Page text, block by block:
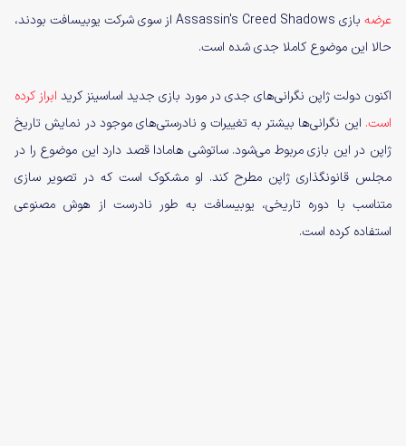
عرضه
بازی Assassin's Creed Shadows از سوی شرکت یوبیسافت بودند،
حالا این موضوع کاملا جدی‌ شده است.
اکنون دولت ژاپن نگرانی‌های جدی در مورد بازی جدید اساسینز کرید ابراز کرده
است. این نگرانی‌ها بیشتر به تغییرات و نادرستی‌های موجود در نمایش تاریخ
ژاپن در این بازی مربوط می‌شود. ساتوشی هامادا قصد دارد این موضوع را در
مجلس قانونگذاری ژاپن مطرح کند. او مشکوک است که در تصویر سازی
متناسب با دوره تاریخی، یوبیسافت به طور نادرست از هوش مصنوعی
استفاده کرده است.